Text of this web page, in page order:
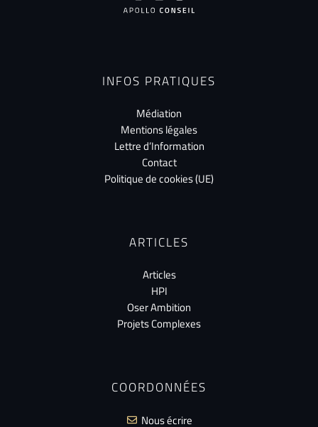
INFOS PRATIQUES
Médiation
Mentions légales
Lettre d’Information
Contact
Politique de cookies (UE)
ARTICLES
Articles
HPI
Oser Ambition
Projets Complexes
COORDONNÉES
Nous écrire